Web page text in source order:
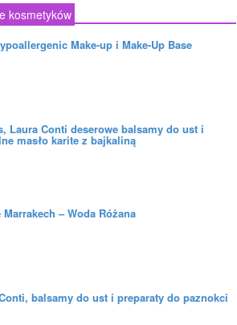
kosmetyków
Make-up i Make-Up Base
Laura Conti deserowe balsamy do ust i
masło karite z bajkaliną
Marrakech – Woda Różana
balsamy do ust i preparaty do paznokci